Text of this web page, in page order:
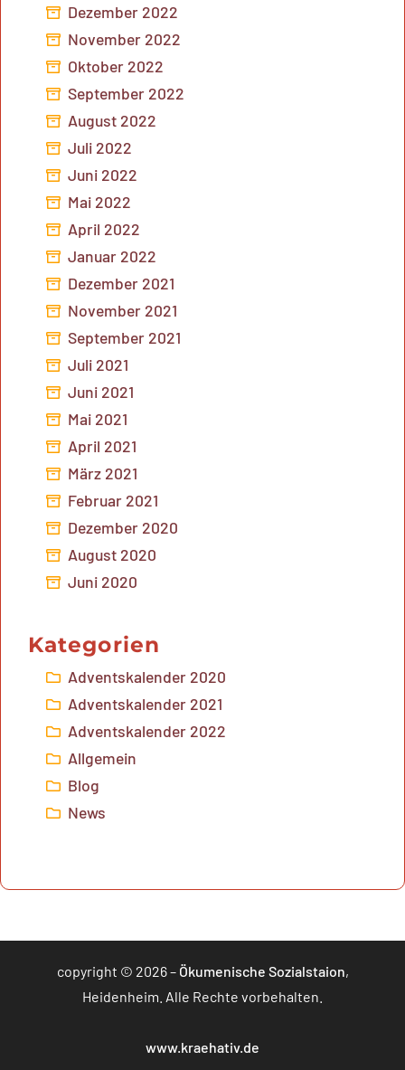
Dezember 2022
November 2022
Oktober 2022
September 2022
August 2022
Juli 2022
Juni 2022
Mai 2022
April 2022
Januar 2022
Dezember 2021
November 2021
September 2021
Juli 2021
Juni 2021
Mai 2021
April 2021
März 2021
Februar 2021
Dezember 2020
August 2020
Juni 2020
Kategorien
Adventskalender 2020
Adventskalender 2021
Adventskalender 2022
Allgemein
Blog
News
copyright © 2026 – Ökumenische Sozialstaion,
Heidenheim. Alle Rechte vorbehalten.
www.kraehativ.de